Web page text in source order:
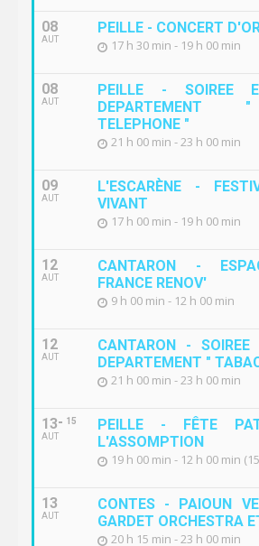
08
AUT
PEILLE - CONCERT
17 h 30 min - 19 h 00 min
08
AUT
PEILLE - SOIREE
DEPARTEMENT
TELEPHONE "
21 h 00 min - 23 h 00 min
09
AUT
L'ESCARÈNE -
VIVANT
17 h 00 min - 19 h 00 min
12
AUT
CANTARON -
FRANCE RENOV'
9 h 00 min - 12 h 00 min
12
AUT
CANTARON - SOIREE
DEPARTEMENT "
21 h 00 min - 23 h 00 min
13
AUT
15
PEILLE - FÊTE
L'ASSOMPTION
19 h 00 min - 12 h 00 min
13
AUT
CONTES - PAIOUN
GARDET ORCHESTRA
20 h 15 min - 23 h 00 min